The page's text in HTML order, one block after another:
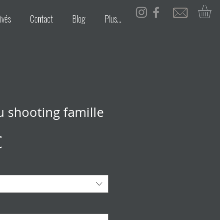
Contact Blog Plus...
shooting famille